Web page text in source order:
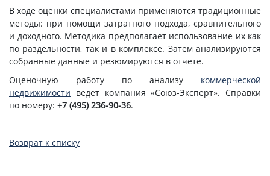
В ходе оценки специалистами применяются традиционные
методы: при помощи затратного подхода, сравнительного
и доходного. Методика предполагает использование их как
по раздельности, так и в комплексе. Затем анализируются
собранные данные и резюмируются в отчете.
Оценочную работу по анализу коммерческой
недвижимости ведет компания «Союз-Эксперт». Справки
по номеру: +7 (495) 236-90-36.
Возврат к списку